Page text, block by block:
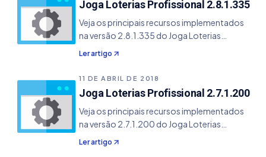
Joga Loterias Profissional 2.8.1.335
Veja os principais recursos implementados
na versão 2.8.1.335 do Joga Loterias
Profissional. - Resolvido o bug que não
exportava a impressão de jogos do Dia da
Sorte no formato PDF.
Ler artigo
11 DE ABRIL DE 2018
Joga Loterias Profissional 2.7.1.200
Veja os principais recursos implementados
na versão 2.7.1.200 do Joga Loterias
Profissional. - Adicionado a exportação em
vários formatos como TXT, Excel, Word,
Ler artigo